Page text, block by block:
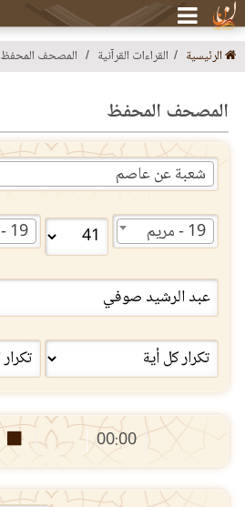
الرئيسية القراءات القرآنية المصحف المحفظ
المصحف المحفظ
شعبة عن عاصم
19 - مريم 19 - مريم
00:00